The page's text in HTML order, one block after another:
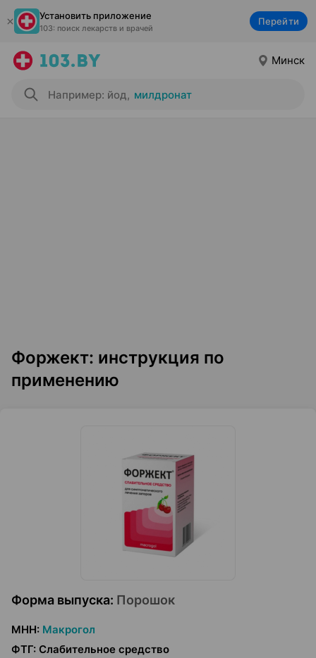
Установить приложение
103: поиск лекарств и врачей
Перейти
Минск
Например: йод, милдронат
Форжект: инструкция по
применению
Форма выпуска: Порошок
МНН: Макрогол
ФТГ: Слабительное средство